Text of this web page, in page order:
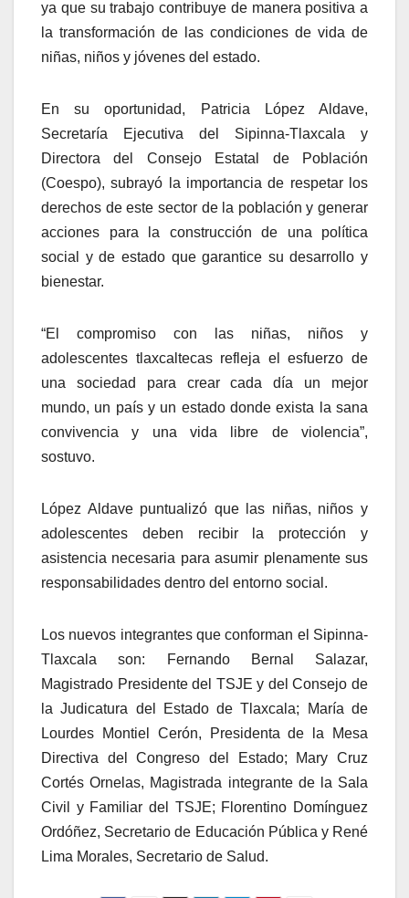
ya que su trabajo contribuye de manera positiva a
la transformación de las condiciones de vida de
niñas, niños y jóvenes del estado.
En su oportunidad, Patricia López Aldave,
Secretaría Ejecutiva del Sipinna-Tlaxcala y
Directora del Consejo Estatal de Población
(Coespo), subrayó la importancia de respetar los
derechos de este sector de la población y generar
acciones para la construcción de una política
social y de estado que garantice su desarrollo y
bienestar.
“El compromiso con las niñas, niños y
adolescentes tlaxcaltecas refleja el esfuerzo de
una sociedad para crear cada día un mejor
mundo, un país y un estado donde exista la sana
convivencia y una vida libre de violencia”,
sostuvo.
López Aldave puntualizó que las niñas, niños y
adolescentes deben recibir la protección y
asistencia necesaria para asumir plenamente sus
responsabilidades dentro del entorno social.
Los nuevos integrantes que conforman el Sipinna-
Tlaxcala son: Fernando Bernal Salazar,
Magistrado Presidente del TSJE y del Consejo de
la Judicatura del Estado de Tlaxcala; María de
Lourdes Montiel Cerón, Presidenta de la Mesa
Directiva del Congreso del Estado; Mary Cruz
Cortés Ornelas, Magistrada integrante de la Sala
Civil y Familiar del TSJE; Florentino Domínguez
Ordóñez, Secretario de Educación Pública y René
Lima Morales, Secretario de Salud.